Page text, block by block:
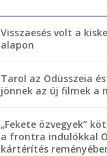
Visszaesés volt a
alapon
Tarol az Odüsszeia
jönnek az új filmek a
„Fekete özvegyek”
a frontra indulókkal
kártérítés